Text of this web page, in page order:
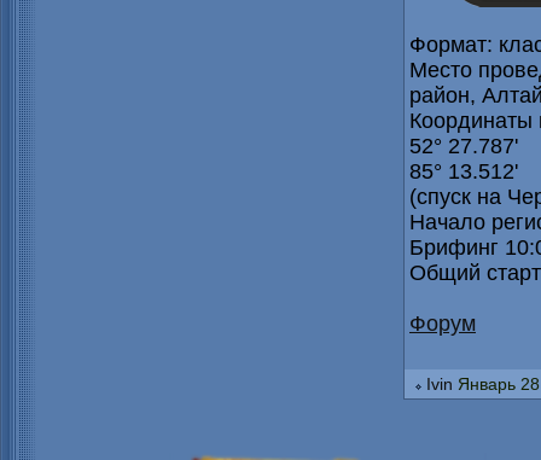
Формат:
Место
район,
Координаты
52° 27.787'
85° 13.512'
(спуск на
Начало
Брифинг
Общий
Форум
Ivin Январь